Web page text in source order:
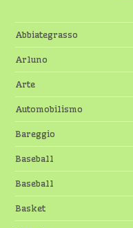
Abbiategrasso
Arluno
Arte
Automobilismo
Bareggio
Baseball
Baseball
Basket